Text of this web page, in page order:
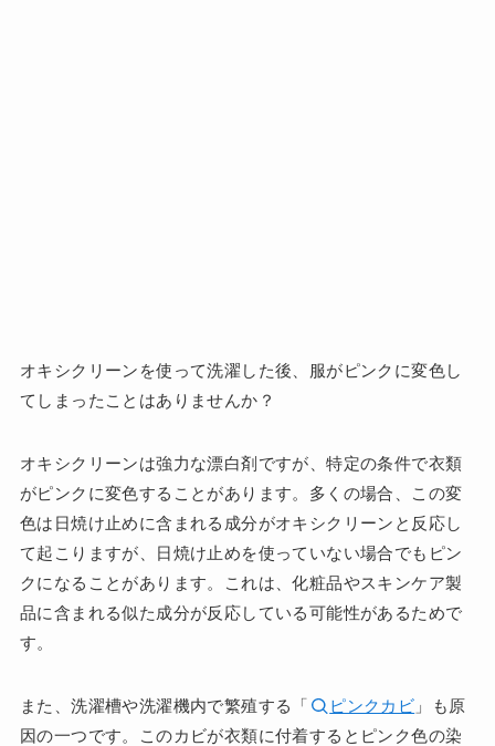
オキシクリーンを使って洗濯した後、服がピンクに変色し
てしまったことはありませんか？
オキシクリーンは強力な漂白剤ですが、特定の条件で衣類
がピンクに変色することがあります。多くの場合、この変
色は日焼け止めに含まれる成分がオキシクリーンと反応し
て起こりますが、日焼け止めを使っていない場合でもピン
クになることがあります。これは、化粧品やスキンケア製
品に含まれる似た成分が反応している可能性があるためで
す。
また、洗濯槽や洗濯機内で繁殖する「 ピンクカビ 」も原
因の一つです。このカビが衣類に付着するとピンク色の染